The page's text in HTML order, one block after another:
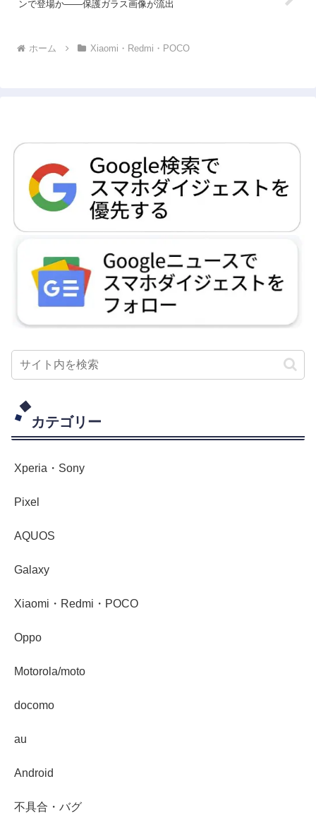
ンで登場か――保護ガラス画像が流出
ホーム Xiaomi・Redmi・POCO
カテゴリー
Xperia・Sony
Pixel
AQUOS
Galaxy
Xiaomi・Redmi・POCO
Oppo
Motorola/moto
docomo
au
Android
不具合・バグ